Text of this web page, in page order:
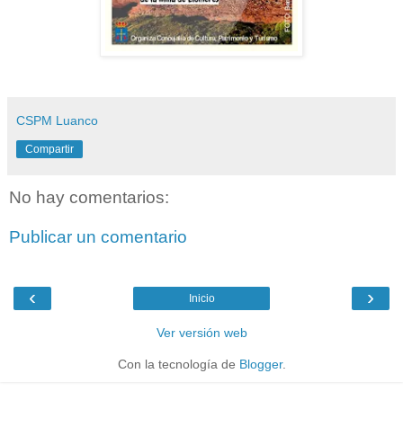
CSPM Luanco
Compartir
No hay comentarios:
Publicar un comentario
‹ ›
Inicio
Ver versión web
Con la tecnología de Blogger.